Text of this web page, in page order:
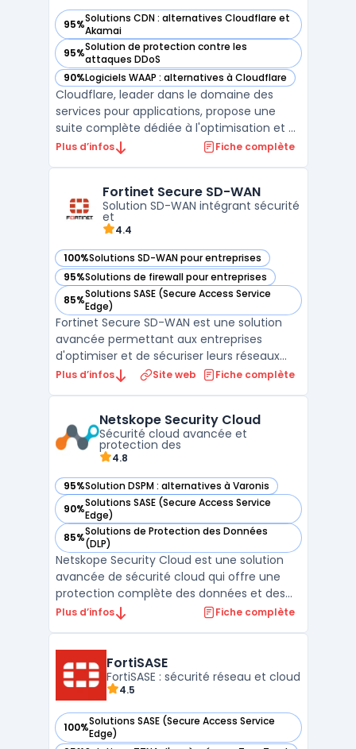
95%Solutions CDN : alternatives Cloudflare et
Akamai
— voir Cloudflare Application Services dans cette catégorie
95%Solution de protection contre les
attaques DDoS
— voir Cloudflare Application Services dans cette catégorie
90%Logiciels WAAP : alternatives à Cloudflare
— voir Cloudflare Application Services dans cette catégorie
Cloudflare, leader dans le domaine des
services pour applications, propose une
suite complète dédiée à l'optimisation et à
la sécurité des applications Internet. Ces
faille. Le service Argo Smart Routing, par
exemple, ...
Plus d’infos Fiche complète
Fortinet Secure SD-WAN
Solution SD-WAN intégrant sécurité
et
4.4
100%Solutions SD-WAN pour entreprises
— voir Fortinet Secure SD-WAN dans cette catégorie
95%Solutions de firewall pour entreprises
— voir Fortinet Secure SD-WAN dans cette catégorie
85%Solutions SASE (Secure Access Service
Edge)
— voir Fortinet Secure SD-WAN dans cette catégorie
Fortinet Secure SD-WAN est une solution
avancée permettant aux entreprises
d'optimiser et de sécuriser leurs réseaux
étendus (Wide Area Networks). Intégrant
assure une connectivité fiable et
performante tout en protégeant ...
Plus d’infos Site web Fiche complète
Netskope Security Cloud
Sécurité cloud avancée et
protection des
4.8
95%Solution DSPM : alternatives à Varonis
— voir Netskope Security Cloud dans cette catégorie
90%Solutions SASE (Secure Access Service
Edge)
— voir Netskope Security Cloud dans cette catégorie
85%Solutions de Protection des Données
(DLP)
— voir Netskope Security Cloud dans cette catégorie
Netskope Security Cloud est une solution
avancée de sécurité cloud qui offre une
protection complète des données et des
applications dans les environnements
entreprises de contrôler et de sécuriser
l'accès à leurs données et ...
Plus d’infos Fiche complète
FortiSASE
FortiSASE : sécurité réseau et cloud
4.5
100%Solutions SASE (Secure Access Service
Edge)
— voir FortiSASE dans cette catégorie